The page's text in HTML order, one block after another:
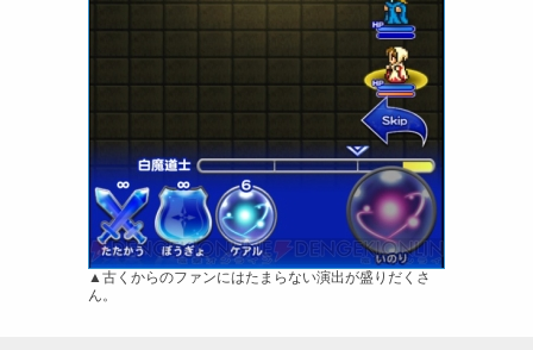
▲古くからのファンにはたまらない演出が盛りだくさ
ん。